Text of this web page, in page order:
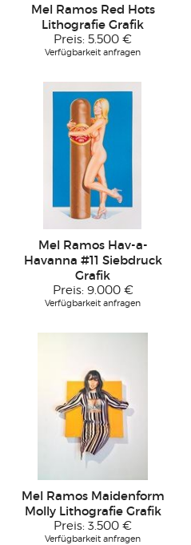
Mel Ramos Red Hots
Lithografie Grafik
Preis: 5.500 €
Verfügbarkeit anfragen
Mel Ramos Hav-a-
Havanna #11 Siebdruck
Grafik
Preis: 9.000 €
Verfügbarkeit anfragen
Mel Ramos Maidenform
Molly Lithografie Grafik
Preis: 3.500 €
Verfügbarkeit anfragen